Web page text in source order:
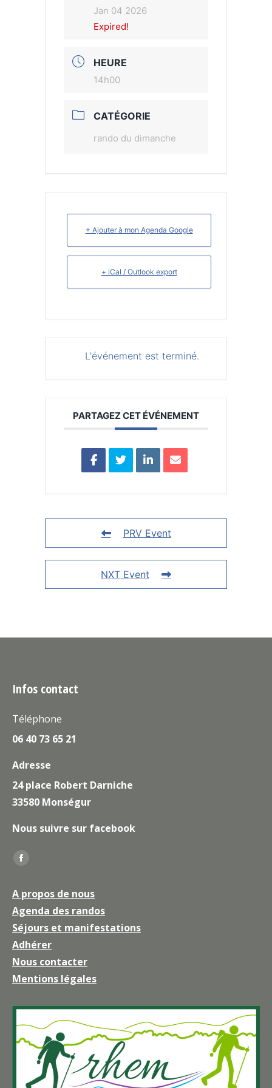
Jan 04 2026
Expired!
HEURE
14h00
CATÉGORIE
rando du dimanche
+ Ajouter à mon Agenda Google
+ iCal / Outlook export
L'événement est terminé.
PARTAGEZ CET ÉVÉNEMENT
PRV Event
NXT Event
Infos contact
Téléphone
06 40 73 65 21
Adresse
24 place Robert Darniche
33580 Monségur
Nous suivre sur facebook
Trouvez nous sur :
La
Facebook
s'ouvre
dans
une
nouvelle
fenêtre
A propos de nous
Agenda des randos
Séjours et manifestations
Adhérer
Nous contacter
Mentions légales